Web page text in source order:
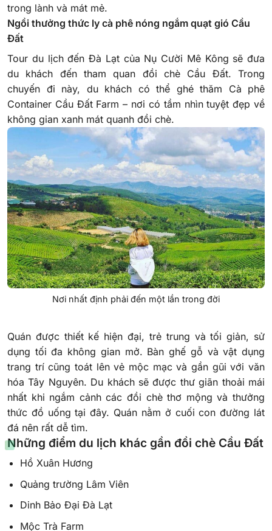
trong lành và mát mẻ.
Ngồi thưởng thức ly cà phê nóng ngắm quạt gió Cầu
Đất
Tour du lịch đến Đà Lạt của Nụ Cười Mê Kông sẽ đưa
du khách đến tham quan đồi chè Cầu Đất. Trong
chuyến đi này, du khách có thể ghé thăm Cà phê
Container Cầu Đất Farm – nơi có tầm nhìn tuyệt đẹp về
không gian xanh mát quanh đồi chè.
Nơi nhất định phải đến một lần trong đời
Quán được thiết kế hiện đại, trẻ trung và tối giản, sử
dụng tối đa không gian mở. Bàn ghế gỗ và vật dụng
trang trí cũng toát lên vẻ mộc mạc và gần gũi với văn
hóa Tây Nguyên. Du khách sẽ được thư giãn thoải mái
nhất khi ngắm cảnh các đồi chè thơ mộng và thưởng
thức đồ uống tại đây. Quán nằm ở cuối con đường lát
đá nên rất dễ tìm.
Những điểm du lịch khác gần đồi chè Cầu Đất
Hồ Xuân Hương
Quảng trường Lâm Viên
Dinh Bảo Đại Đà Lạt
Mộc Trà Farm